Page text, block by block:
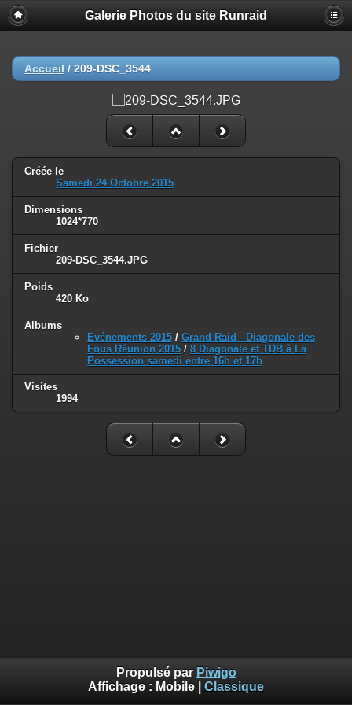
Galerie Photos du site Runraid
Accueil / 209-DSC_3544
Créée le
Samedi 24 Octobre 2015
Dimensions
1024*770
Fichier
209-DSC_3544.JPG
Poids
420 Ko
Albums
Evénements 2015 / Grand Raid - Diagonale des
Fous Réunion 2015 / 8 Diagonale et TDB à La
Possession samedi entre 16h et 17h
Visites
1994
Propulsé par Piwigo
Affichage : Mobile Classique